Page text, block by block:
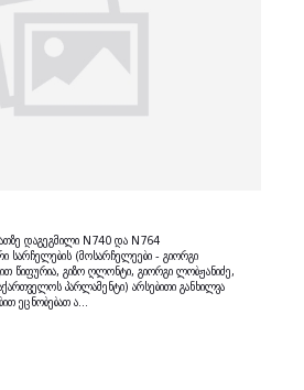
დაგეგმილი N740 და N764
სარჩელების (მოსარჩელეები - გიორგი
წიფურია, გიზო ღლონტი, გიორგი ლობჟანიძე,
პარლამენტი) არსებითი განხილვა
ეცნობებათ ა...